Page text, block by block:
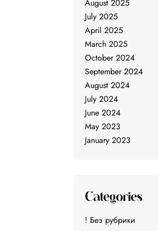
August 2025
July 2025
April 2025
March 2025
October 2024
September 2024
August 2024
July 2024
June 2024
May 2023
January 2023
Categories
! Без рубрики